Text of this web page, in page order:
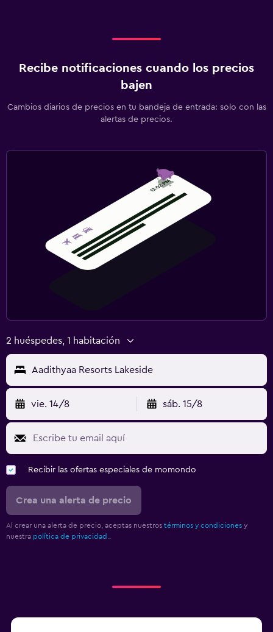
Recibe notificaciones cuando los precios
bajen
Cambios diarios de precios en tu bandeja de entrada: solo con las
alertas de precios.
2 huéspedes, 1 habitación
Aadithyaa Resorts Lakeside
vie. 14/8 sáb. 15/8
Recibir las ofertas especiales de momondo
Crea una alerta de precio
Al crear una alerta de precio, aceptas nuestros términos y condiciones y
nuestra política de privacidad.